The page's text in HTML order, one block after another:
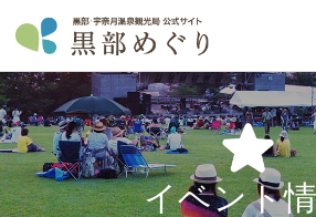
イベント